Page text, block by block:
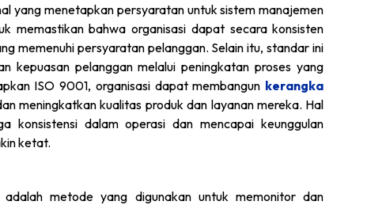
yang menetapkan persyaratan untuk sistem manajemen
memastikan bahwa organisasi dapat secara konsisten
memenuhi persyaratan pelanggan. Selain itu, standar ini
kepuasan pelanggan melalui peningkatan proses yang
ISO 9001, organisasi dapat membangun kerangka
meningkatkan kualitas produk dan layanan mereka. Hal
konsistensi dalam operasi dan mencapai keunggulan
ketat.
metode yang digunakan untuk memonitor dan